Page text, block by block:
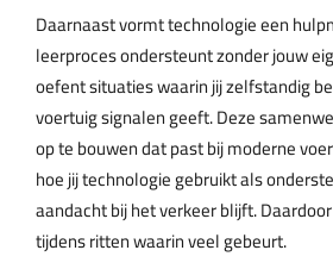
Daarnaast vormt technologie een
leerproces ondersteunt zonder jouw
oefent situaties waarin jij zelfstandig
voertuig signalen geeft. Deze
op te bouwen dat past bij moderne
hoe jij technologie gebruikt als
aandacht bij het verkeer blijft.
tijdens ritten waarin veel gebeurt.